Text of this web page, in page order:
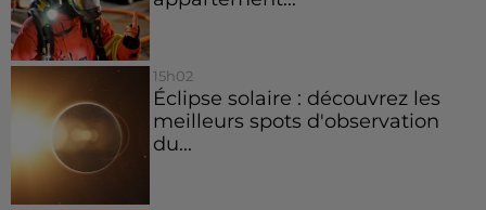
15h02
Éclipse solaire : découvrez les
meilleurs spots d'observation
du...